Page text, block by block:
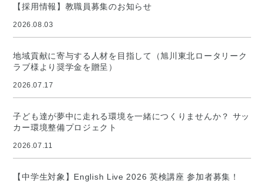
【採用情報】教職員募集のお知らせ
2026.08.03
地域貢献に寄与する人材を目指して（旭川東北ロータリーク
ラブ様より奨学金を贈呈）
2026.07.17
子ども達が夢中に走れる環境を一緒につくりませんか？ サッ
カー環境整備プロジェクト
2026.07.11
【中学生対象】English Live 2026 英検講座 参加者募集！